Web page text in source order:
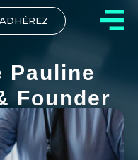
ADHÉREZ
Pauline
Founder